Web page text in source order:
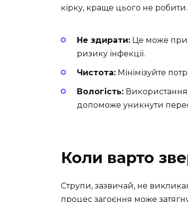
кірку, краще цього не
Не здирати: Це може
ризику інфекції.
Чистота: Мінімізуйте
Вологість:
допоможе уникнути
Коли варто
Струпи, зазвичай, не
процес загоєння може